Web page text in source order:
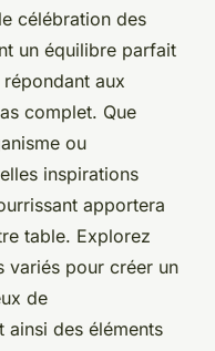
célébration des
un équilibre parfait
aux
complet. Que
ou
inspirations
apportera
table. Explorez
variés pour créer un
de
ainsi des éléments